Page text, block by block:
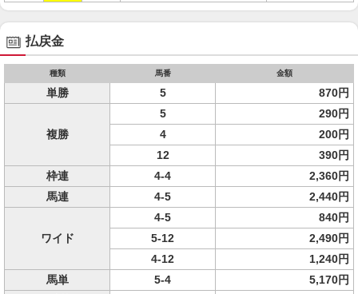
払戻金
種類 馬番 金額
単勝 5 870円
複勝
5
290円
4
200円
12
390円
枠連
4-4
2,360円
馬連
4-5 2,440円
ワイド
4-5
840円
5-12
2,490円
4-12
1,240円
馬単
5-4
5,170円